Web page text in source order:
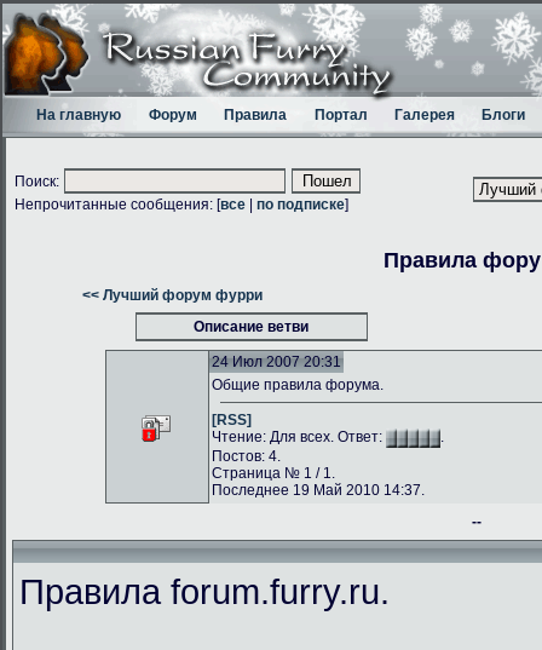
На главную Форум Правила Портал Галерея Блоги
Поиск:
Непрочитанные сообщения: [все по подписке]
Правила
<< Лучший форум фурри
Описание ветви
24 Июл 2007 20:31
Общие правила форума.
[RSS]
Чтение: Для всех. Ответ:
.
Постов: 4.
Страница № 1 / 1.
Последнее 19 Май 2010 14:37.
--
Правила forum.furry.ru.